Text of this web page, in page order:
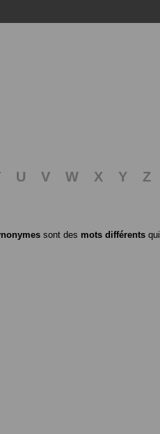
U V W X Y Z
sont des mots différents qui